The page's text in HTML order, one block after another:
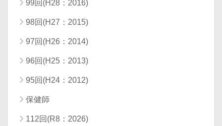
99回(H28：2016)
98回(H27：2015)
97回(H26：2014)
96回(H25：2013)
95回(H24：2012)
保健師
112回(R8：2026)